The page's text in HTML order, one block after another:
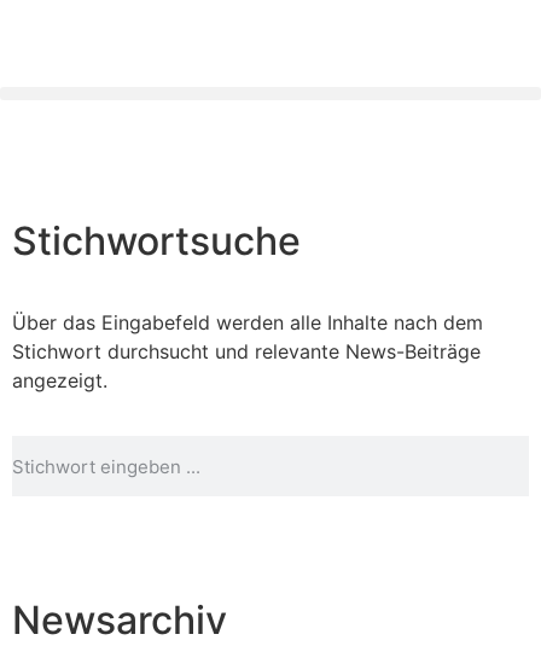
Stichwortsuche
Über das Eingabefeld werden alle Inhalte nach dem
Stichwort durchsucht und relevante News-Beiträge
angezeigt.
Newsarchiv